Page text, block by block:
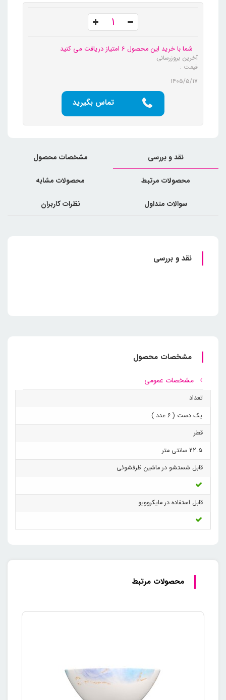
شما با خرید این محصول 6 امتیاز دریافت می کنید
آخرین بروزرسانی
قیمت :
۱۴۰۵/۵/۱۷
تماس بگیرید
نقد و بررسی مشخصات محصول
محصولات مرتبط محصولات مشابه
سوالات متداول نظرات کاربران
نقد و بررسی
مشخصات محصول
مشخصات عمومی
تعداد
یک دست ( 6 عدد )
قطر
22.5 سانتی متر
قابل شستشو در ماشین ظرفشوئی
قابل استفاده در مایکروویو
محصولات مرتبط